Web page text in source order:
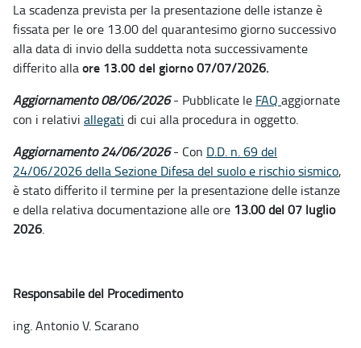
La scadenza prevista per la presentazione delle istanze è
fissata per le ore 13.00 del quarantesimo giorno successivo
alla data di invio della suddetta nota successivamente
differito allaore 13.00 del giorno07/07/2026.
Aggiornamento 08/06/2026- Pubblicate le FAQ aggiornate
con i relativi allegati di cui alla procedura in oggetto.
Aggiornamento 24/06/2026- Con D.D. n. 69 del
24/06/2026 della Sezione Difesa del suolo e rischio sismico,
è stato differito il termine per la presentazione delle istanze
e della relativa documentazione alle ore 13.00 del 07 luglio
2026.
Responsabile del Procedimento
ing. Antonio V. Scarano